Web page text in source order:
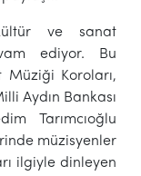
ve sanat
ediyor. Bu
Koroları,
Aydın Bankası
Tarımcıoğlu
müzisyenler
ilgiyle dinleyen